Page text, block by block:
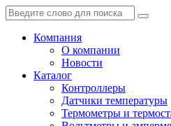
Компания
О компании
Новости
Каталог
Контроллеры
Датчики температуры
Термометры и